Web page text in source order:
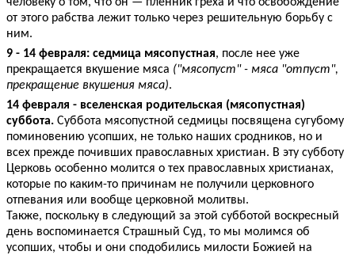
от этого рабства лежит только через решительную борьбу с
ним.
9 - 14 февраля: седмица мясопустная, после нее уже
прекращается вкушение мяса ("мясопуст" - мяса "отпуст",
прекращение вкушения мяса).
14 февраля - вселенская родительская (мясопустная)
суббота. Суббота мясопустной седмицы посвящена сугубому
поминовению усопших, не только наших сродников, но и
всех прежде почивших православных христиан. В эту субботу
Церковь особенно молится о тех православных христианах,
которые по каким-то причинам не получили церковного
отпевания или вообще церковной молитвы.
Также, поскольку в следующий за этой субботой воскресный
день воспоминается Страшный Суд, то мы молимся об
усопших, чтобы и они сподобились милости Божией на